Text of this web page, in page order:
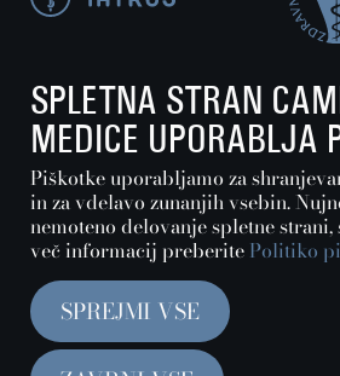
Nastavitve piškotkov
Politika zasebnosti in piškotkov
Interno
SPLETNA STRAN
MEDICE UPORABLJA
Piškotke uporabljamo za
in za vdelavo zunanjih vsebin.
nemoteno delovanje spletne strani,
več informacij preberite Politiko
SPREJMI VSE